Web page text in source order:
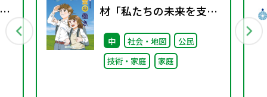
材「私たちの未来を支え
る『お金の働き』」
中 社会・地図
公民
技術・家庭
家庭